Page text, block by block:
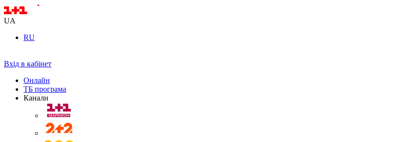
UA
RU
Вхід в кабінет
Онлайн
ТБ програма
Канали